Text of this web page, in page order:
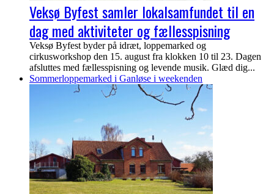
Veksø Byfest samler lokalsamfundet til en
dag med aktiviteter og fællesspisning
Veksø Byfest byder på idræt, loppemarked og
cirkusworkshop den 15. august fra klokken 10 til 23. Dagen
afsluttes med fællesspisning og levende musik. Glæd dig...
Sommerloppemarked i Ganløse i weekenden